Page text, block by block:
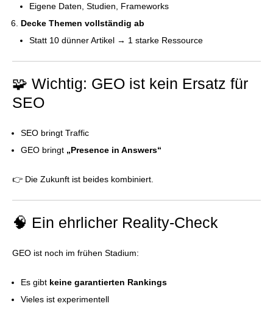
Eigene Daten, Studien, Frameworks
Decke Themen vollständig ab
Statt 10 dünner Artikel → 1 starke Ressource
🧩 Wichtig: GEO ist kein Ersatz für
SEO
SEO bringt Traffic
GEO bringt „Presence in Answers“
👉 Die Zukunft ist beides kombiniert.
🧠 Ein ehrlicher Reality-Check
GEO ist noch im frühen Stadium:
Es gibt keine garantierten Rankings
Vieles ist experimentell